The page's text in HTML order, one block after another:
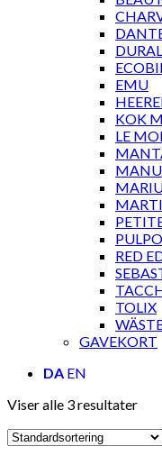
EMU
KOK
LE
PULPO
RED
TOLIX
GAVEKORT
DA EN
Viser alle 3 resultater